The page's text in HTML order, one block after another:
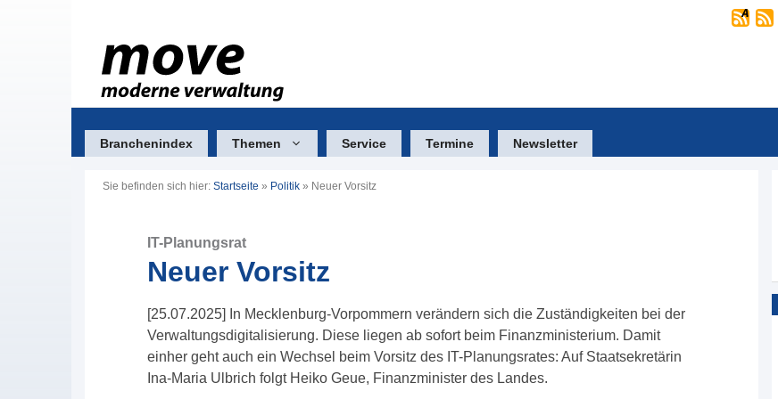
Branchenindex Themen Service Termine Newsletter
Sie befinden sich hier: Startseite » Politik » Neuer Vorsitz
IT-Planungsrat
Neuer Vorsitz
[25.07.2025] In Mecklenburg-Vorpommern verändern sich die Zuständigkeiten bei der
Verwaltungsdigitalisierung. Diese liegen ab sofort beim Finanzministerium. Damit
einher geht auch ein Wechsel beim Vorsitz des IT-Planungsrates: Auf Staatsekretärin
Ina-Maria Ulbrich folgt Heiko Geue, Finanzminister des Landes.